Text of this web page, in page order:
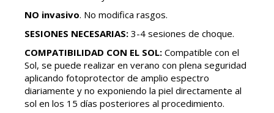
NO invasivo. No modifica rasgos.
SESIONES NECESARIAS: 3-4 sesiones de choque.
COMPATIBILIDAD CON EL SOL: Compatible con el
Sol, se puede realizar en verano con plena seguridad
aplicando fotoprotector de amplio espectro
diariamente y no exponiendo la piel directamente al
sol en los 15 días posteriores al procedimiento.